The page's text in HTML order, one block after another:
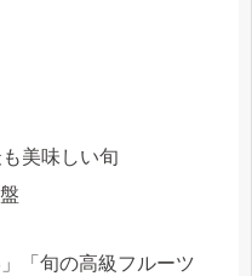
美味しい旬
「旬の高級フルーツ